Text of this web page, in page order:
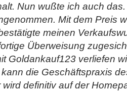
Nun wußte ich auch
Mit dem Preis
meinen
Überweisung
Goldankauf123 verliefen
die Geschäftspraxis
wird definitiv auf der